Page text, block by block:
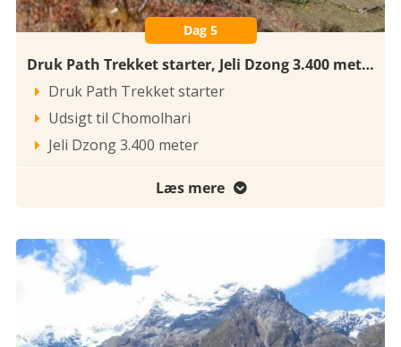
Dag 5
Druk Path Trekket starter, Jeli Dzong 3.400 meter
 Druk Path Trekket starter
 Udsigt til Chomolhari
 Jeli Dzong 3.400 meter
Læs mere 